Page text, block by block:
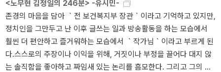
말》, 《읽는 우리말 사전 1·2·3》 들을 썼습니다. blog.naver.com/hbo
oklove
적 변화는 혁명의 신화가 깨지고 난민촌 정서가 녹아내린 바로 그곳
에서만 시작될 수 있다.｀우리 스스로 난민촌 정서를 극복하면, 북을
지배하는 혁명의 신화도 끝날 것이다.'<노무현과 김정일의 246분>,
남북정상회담 대화록의 진실-유시민- 표지 후면에서...
<노무현 김정일의 246분> -유시민-
존경의 마음을 담아 ｀전 보건복지부 장관｀이라고 기억하고 있지만,
정치인을 그만두고 난 이후 글쓰는 일과 방송활동을 하는 모습에서
훨씬 더 편안하고 즐거워하는 모습에서 ｀작가님｀이라고 부르게 된
다.스스로의 주장이나 이익을 위해, 거짓이나 부정을 끌어다 대지 않
는 솔직함을 좋아하고 짜임새 있는 논리를 흠모한다. 그리고 그의 지